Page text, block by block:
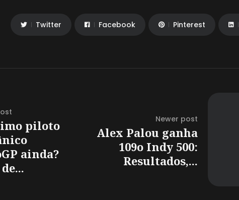
Twitter Facebook Pinterest
piloto
ainda?
Newer post
Alex Palou ganha
109o Indy 500:
Resultados,...